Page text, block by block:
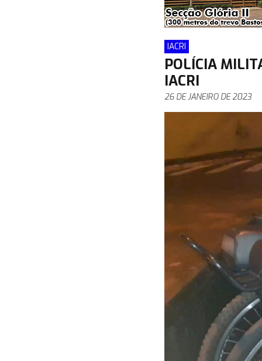
IACRI
POLÍCIA
IACRI
26 DE JANEIRO DE 2023